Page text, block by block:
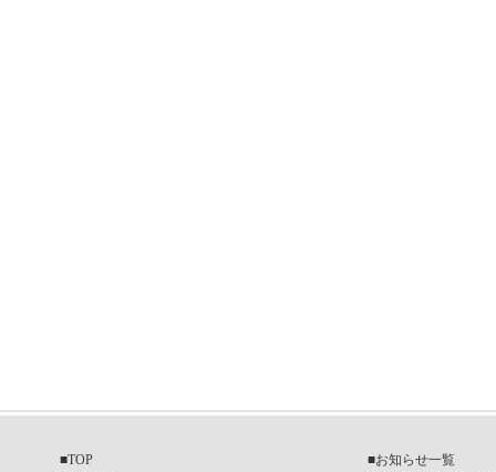
■TOP
■お知らせ一覧